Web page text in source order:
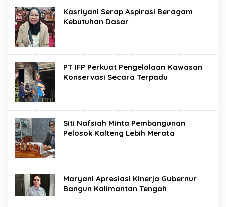
Kasriyani Serap Aspirasi Beragam
Kebutuhan Dasar
PT IFP Perkuat Pengelolaan Kawasan
Konservasi Secara Terpadu
Siti Nafsiah Minta Pembangunan
Pelosok Kalteng Lebih Merata
Maryani Apresiasi Kinerja Gubernur
Bangun Kalimantan Tengah